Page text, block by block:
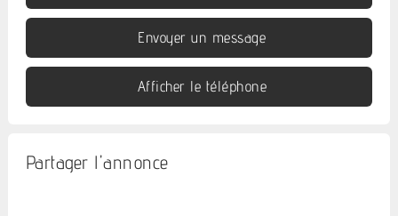
Envoyer un message
Afficher le téléphone
Partager l'annonce